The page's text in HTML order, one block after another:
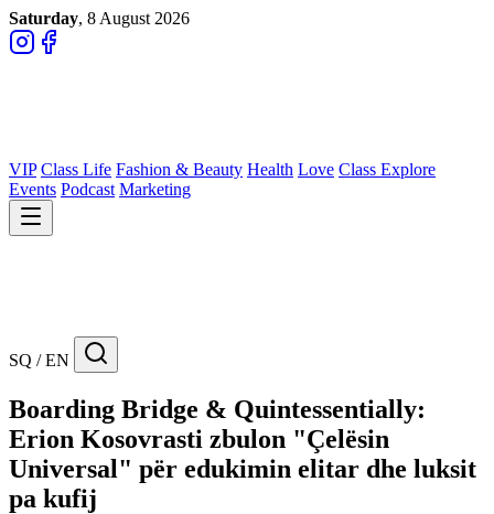
Saturday, 8 August 2026
VIP Class Life Fashion & Beauty Health Love Class Explore
Events Podcast Marketing
SQ / EN
Boarding Bridge & Quintessentially:
Erion Kosovrasti zbulon "Çelësin
Universal" për edukimin elitar dhe luksit
pa kufij